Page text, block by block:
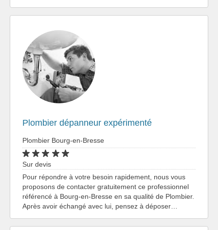
Plombier dépanneur expérimenté
Plombier Bourg-en-Bresse
Sur devis
Pour répondre à votre besoin rapidement, nous vous
proposons de contacter gratuitement ce professionnel
référencé à Bourg-en-Bresse en sa qualité de Plombier.
Après avoir échangé avec lui, pensez à déposer…